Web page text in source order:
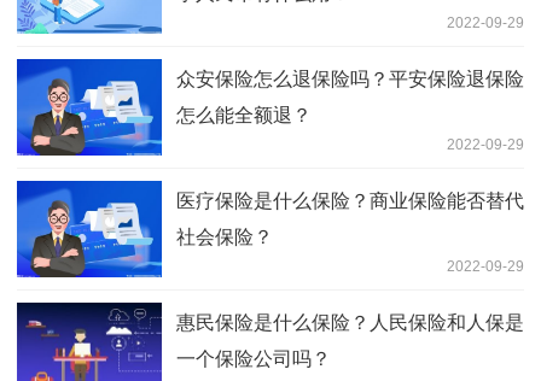
2022-09-29
众安保险怎么退保险吗？平安保险退保险
怎么能全额退？
2022-09-29
医疗保险是什么保险？商业保险能否替代
社会保险？
2022-09-29
惠民保险是什么保险？人民保险和人保是
一个保险公司吗？